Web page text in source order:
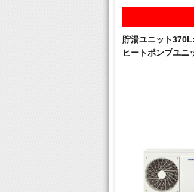
貯湯ユニット
ヒートポンプユニ